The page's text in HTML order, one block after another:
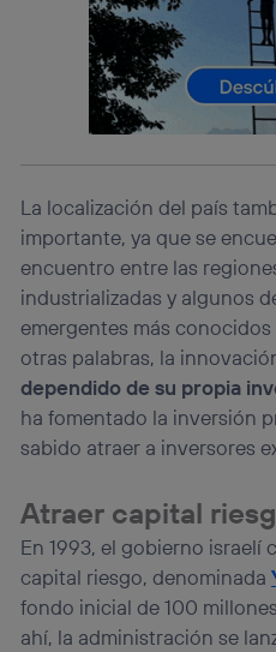
La localización del país
importante, ya que se
encuentro entre las
industrializadas y algunos
emergentes más
otras palabras, la
dependido de su propia
ha fomentado la inversión
sabido atraer a inversores
Atraer capital
En 1993, el gobierno israelí
capital riesgo, denominada
fondo inicial de 100
ahí, la administración se
Este identificador se asigna
lo que cualquier persona que
consienta el uso de la
identificador. Típicamente:
Si utilizas una
conexión
actividades de
Si utilizasdatos móviles,
personalizado, ya que se
navegación del usuario del
Puedes gestionar los
“Administrar Utiq” en la
visitando el
portal de
(“consenthub”) . Para más
la política de privacidad de